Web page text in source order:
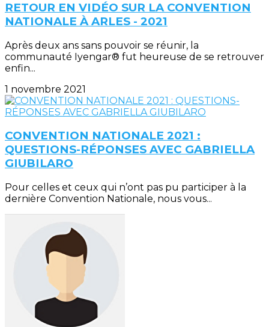
RETOUR EN VIDÉO SUR LA CONVENTION
NATIONALE À ARLES - 2021
Après deux ans sans pouvoir se réunir, la
communauté Iyengar® fut heureuse de se retrouver
enfin...
1 novembre 2021
CONVENTION NATIONALE 2021 :
QUESTIONS-RÉPONSES AVEC GABRIELLA
GIUBILARO
Pour celles et ceux qui n’ont pas pu participer à la
dernière Convention Nationale, nous vous...